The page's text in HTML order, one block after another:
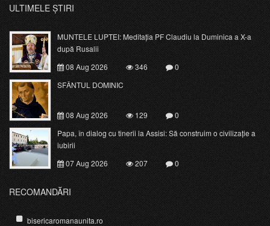
ULTIMELE ȘTIRI
MUNTELE LUPTEI: Meditația PF Claudiu la Duminica a X-a
după Rusalii
08 Aug 2026
346
0
SFÂNTUL DOMINIC
08 Aug 2026 129
0
Papa, în dialog cu tinerii la Assisi: Să construim o civilizație a
iubirii
07 Aug 2026
207 0
RECOMANDĂRI
bisericaromanaunita.ro